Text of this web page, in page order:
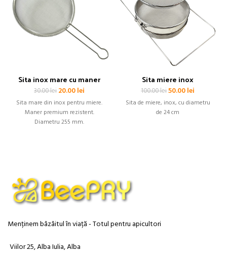
Sita inox mare cu maner
30.00lei Prețul
inițial
a
fost:
30.00 lei.
20.00lei
curent
este:
20.00 lei.
Sita mare din inox pentru miere.
Maner premium rezistent.
Diametru 255 mm.
Sita miere inox
100.00leiPrețul
inițial
a
fost:
50.00lei
curent
Sita de miere, inox, cu diametru
de 24 cm
Menținem bâzâitul în viață - Totul pentru apicultori
Viilor 25, Alba Iulia, Alba